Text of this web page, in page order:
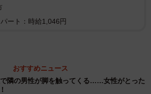
ート：時給1,046円
おすすめニュース
隣の男性が脚を触ってくる……女性がとった